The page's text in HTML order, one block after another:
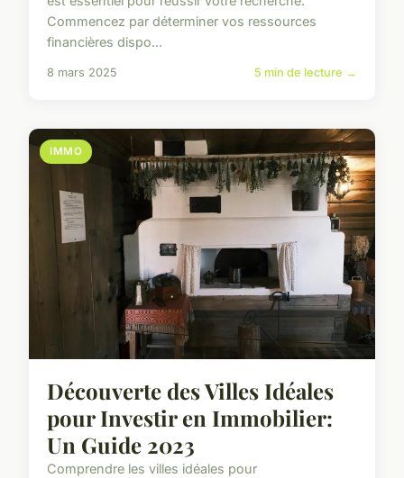
Commencez par déterminer vos ressources
financières dispo...
8 mars 2025 5 min de lecture →
IMMO
Découverte des Villes Idéales
pour Investir en Immobilier:
Un Guide 2023
Comprendre les villes idéales pour